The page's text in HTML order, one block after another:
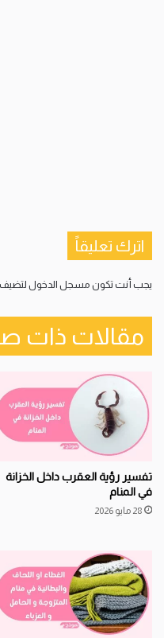
اترك تعليقاً
يجب أنت تكون مسجل الدخول لتضيف
مقالات ذات
تفسير رؤية العقرب داخل الخزانة
في المنام
28 مايو 2026